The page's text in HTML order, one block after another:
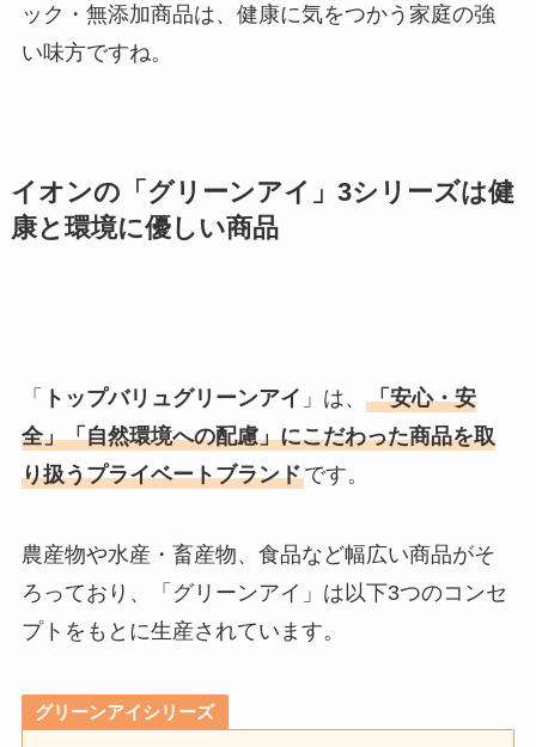
ック・無添加商品は、健康に気をつかう家庭の強
い味方ですね。
イオンの「グリーンアイ」3シリーズは健
康と環境に優しい商品
「 トップバリュグリーンアイ 」は、 「安心・安
全」「自然環境への配慮」にこだわった商品を取
り扱うプライベートブランドです。
農産物や水産・畜産物、食品など幅広い商品がそ
ろっており、「グリーンアイ」は以下3つのコンセ
プトをもとに生産されています。
グリーンアイシリーズ